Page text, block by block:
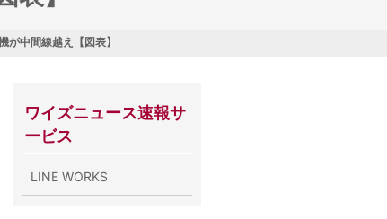
が中間線越え【図表】
ワイズニュース速報サ
ービス
LINE WORKS